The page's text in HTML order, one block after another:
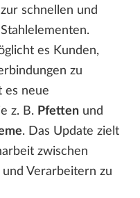
schnellen und
es Kunden,
zu
es neue
z. B. Pfettenund
. Das Update zielt
zwischen
Verarbeitern zu